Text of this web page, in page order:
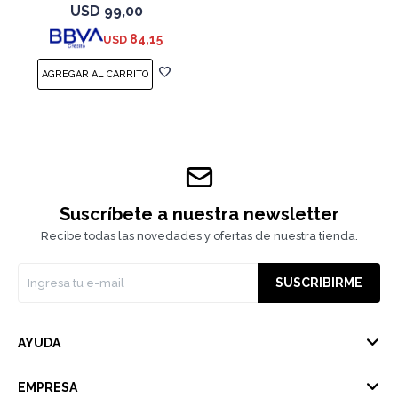
USD 99,00
USD 84,15
Suscríbete a nuestra newsletter
Recibe todas las novedades y ofertas de nuestra tienda.
SUSCRIBIRME
AYUDA
EMPRESA